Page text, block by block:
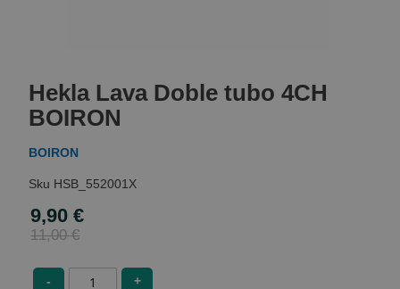
the
beginning
of
the
gallery
Hekla Lava Doble tubo 4CH
BOIRON
BOIRON
HSB_552001X
Special
Price
9,90 €
11,00 €
- +